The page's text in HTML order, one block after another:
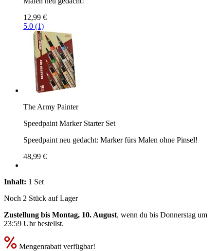
12,99 €
5.0 (1)
The Army Painter
Speedpaint Marker Starter Set
Speedpaint neu gedacht: Marker fürs Malen ohne Pinsel!
48,99 €
Inhalt: 1 Set
Noch 2 Stück auf Lager
Zustellung bis Montag, 10. August, wenn du bis Donnerstag um
23:59 Uhrbestellst.
Mengenrabatt verfügbar!